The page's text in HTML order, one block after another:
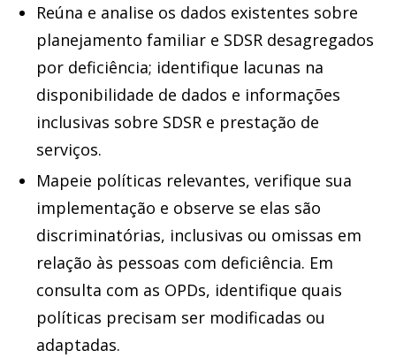
Reúna e analise os dados existentes sobre
planejamento familiar e SDSR desagregados
por deficiência; identifique lacunas na
disponibilidade de dados e informações
inclusivas sobre SDSR e prestação de
serviços.
Mapeie políticas relevantes, verifique sua
implementação e observe se elas são
discriminatórias, inclusivas ou omissas em
relação às pessoas com deficiência. Em
consulta com as OPDs, identifique quais
políticas precisam ser modificadas ou
adaptadas.